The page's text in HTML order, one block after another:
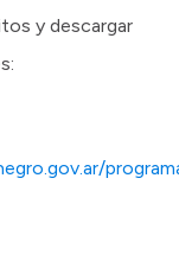
y descargar